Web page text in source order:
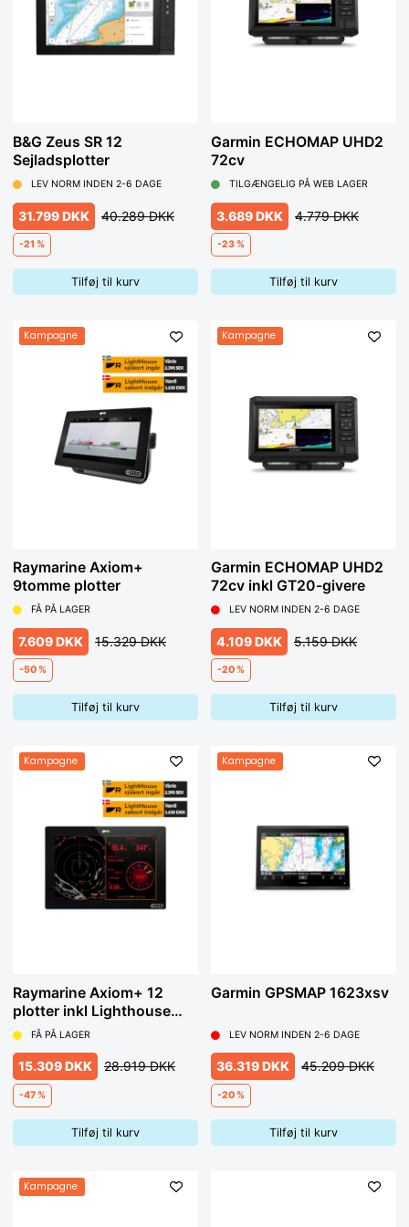
instrumenter, autopilot, VHF, AIS osv. via samme skærm,
skal du sørge for at vælge en NMEA-kompatibel
kortplotter med multifunktionsdisplay. Med indbygget Wifi
kan du også spejle oplysningerne på flere skærme, f.eks.
Guide Raymarine 2019
B&G Zeus SR 12
Sejladsplotter
LEV NORM INDEN 2-6 DAGE
31.799 DKK 40.289 DKK
-21 %
Tilføj til kurv
Garmin ECHOMAP UHD2
72cv
TILGÆNGELIG PÅ WEB LAGER
3.689 DKK 4.779 DKK
-23 %
Tilføj til kurv
Kampagne
Raymarine Axiom+
9tomme plotter
FÅ PÅ LAGER
7.609 DKK 15.329 DKK
-50 %
Tilføj til kurv
Kampagne
Garmin ECHOMAP UHD2
72cv inkl GT20-givere
LEV NORM INDEN 2-6 DAGE
4.109 DKK 5.159 DKK
-20 %
Tilføj til kurv
Kampagne
Raymarine Axiom+ 12
plotter inkl Lighthouse
sjökort
FÅ PÅ LAGER
15.309 DKK 28.919 DKK
-47 %
Tilføj til kurv
Kampagne
Garmin GPSMAP 1623xsv
LEV NORM INDEN 2-6 DAGE
36.319 DKK 45.209 DKK
-20 %
Tilføj til kurv
Kampagne